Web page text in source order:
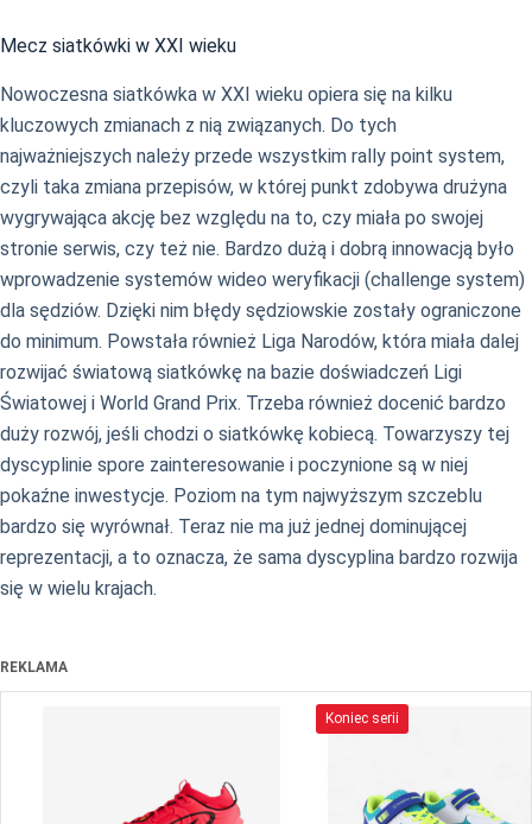
Mecz siatkówki w XXI wieku
Nowoczesna siatkówka w XXI wieku opiera się na kilku
kluczowych zmianach z nią związanych. Do tych
najważniejszych należy przede wszystkim rally point system,
czyli taka zmiana przepisów, w której punkt zdobywa drużyna
wygrywająca akcję bez względu na to, czy miała po swojej
stronie serwis, czy też nie. Bardzo dużą i dobrą innowacją było
wprowadzenie systemów wideo weryfikacji (challenge system)
dla sędziów. Dzięki nim błędy sędziowskie zostały ograniczone
do minimum. Powstała również Liga Narodów, która miała dalej
rozwijać światową siatkówkę na bazie doświadczeń Ligi
Światowej i World Grand Prix. Trzeba również docenić bardzo
duży rozwój, jeśli chodzi o siatkówkę kobiecą. Towarzyszy tej
dyscyplinie spore zainteresowanie i poczynione są w niej
pokaźne inwestycje. Poziom na tym najwyższym szczeblu
bardzo się wyrównał. Teraz nie ma już jednej dominującej
reprezentacji, a to oznacza, że sama dyscyplina bardzo rozwija
się w wielu krajach.
REKLAMA
Koniec serii